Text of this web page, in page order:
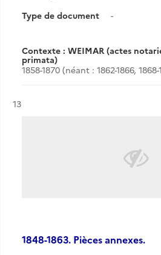
Type de document
-
Contexte : WEIMAR (actes
primata)
1858-1870 (néant : 1862-1866, 1868-
Résultat n°
13
1848-1863. Pièces annexes.